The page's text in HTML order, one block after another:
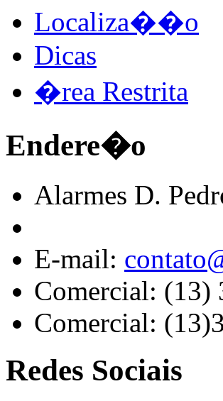
Localiza��o
Dicas
�rea Restrita
Endere�o
Alarmes D.
E-mail:
Comercial: (13)
Comercial:
Redes Sociais